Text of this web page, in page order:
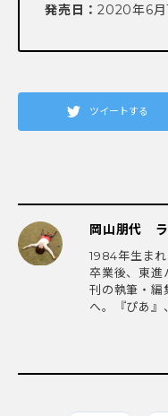
発売日： 2020年6月
ツイートする
岡山朋代 ラ
1984年生ま
卒業後、東進
刊の執筆・編
へ。『ぴあ』